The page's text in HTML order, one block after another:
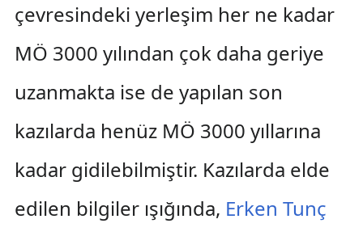
çevresindeki yerleşim her ne kadar
MÖ 3000 yılından çok daha geriye
uzanmakta ise de yapılan son
kazılarda henüz MÖ 3000 yıllarına
kadar gidilebilmiştir. Kazılarda elde
edilen bilgiler ışığında, Erken Tunç